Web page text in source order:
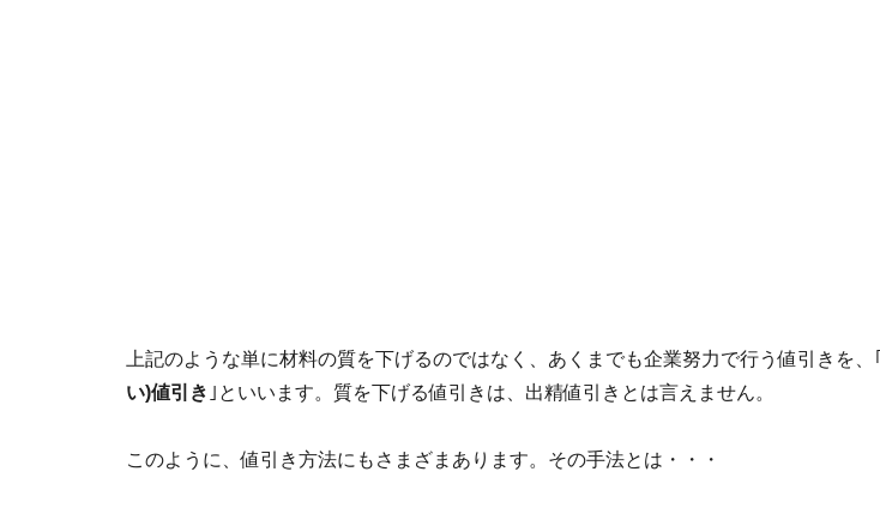
上記のような単に材料の質を下げるのではなく、あくまでも企業努力で行う値引きを、｢
い)値引き ｣といいます。質を下げる値引きは、出精値引きとは言えません。
このように、値引き方法にもさまざまあります。その手法とは・・・